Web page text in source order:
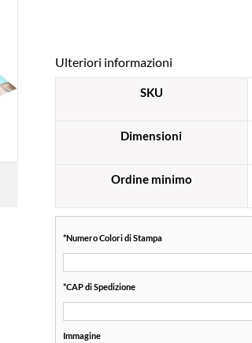
Ulteriori informazioni
SKU
Dimensioni
Ordine minimo
*Numero Colori di Stampa
*CAP di Spedizione
Immagine